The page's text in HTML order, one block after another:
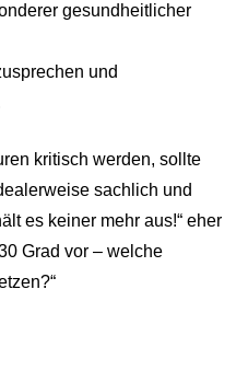
gesundheitlicher
und
kritisch werden, sollte
sachlich und
es keiner mehr aus!“ eher
Grad vor – welche